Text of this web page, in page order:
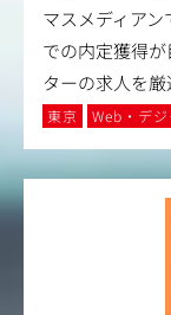
マスメディア
での内定獲得
ターの求人を厳
東京 Web・デ